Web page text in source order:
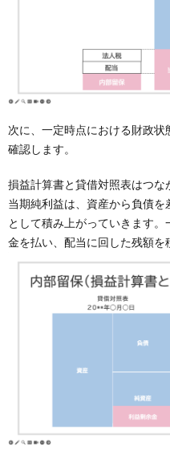
次に、一定時点における財政
確認します。
損益計算書と貸借対照表はつ
当期純利益は、資産から負債を
として積み上がっていきます
金を払い、配当に回した残額を